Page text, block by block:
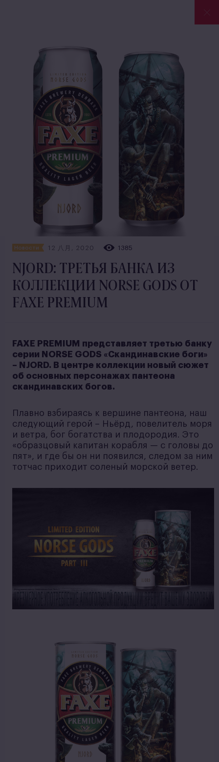
Новости 12 八月, 2020 1385
NJORD: ТРЕТЬЯ БАНКА ИЗ
КОЛЛЕКЦИИ NORSE GODS ОТ
FAXE PREMIUM
FAXE PREMIUM представляет третью банку
серии NORSE GODS «Скандинавские боги»
– NJORD. В центре коллекции новый сюжет
об основных персонажах пантеона
скандинавских богов.
Плавно взбираясь к вершине пантеона, наш
следующий герой – Ньёрд, повелитель моря
и ветра, бог богатства и плодородия. Это
«образцовый капитан корабля — с головы до
пят», и где бы он ни появился, следом за ним
тотчас приходит соленый морской ветер.